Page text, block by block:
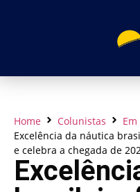
Home Colunistas
Excelência da náutica
e celebra a chegada de